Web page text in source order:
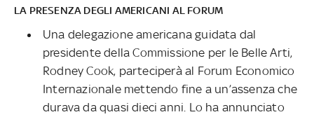
LA PRESENZA DEGLI AMERICANI AL FORUM
Una delegazione americana guidata dal
presidente della Commissione per le Belle Arti,
Rodney Cook, parteciperà al Forum Economico
Internazionale mettendo fine a un’assenza che
durava da quasi dieci anni. Lo ha annunciato